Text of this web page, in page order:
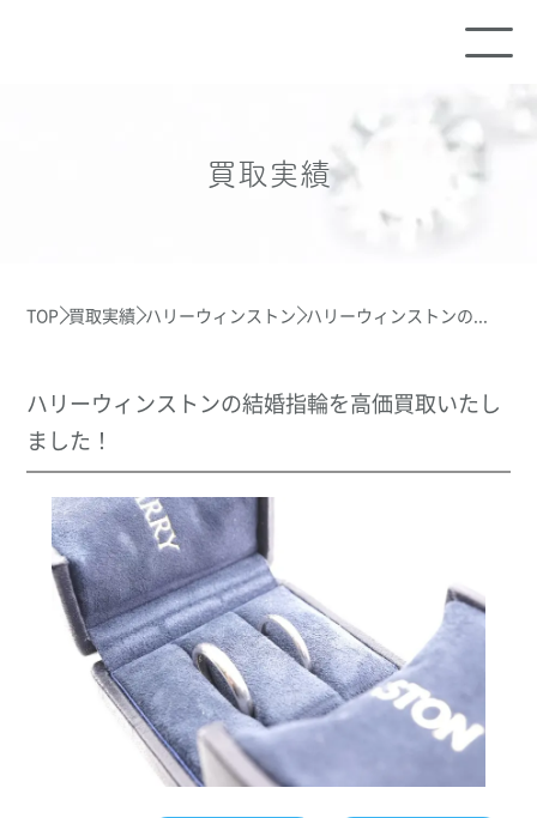
買取実績
TOP 買取実績 ハリーウィンストン ハリーウィンストンの...
ハリーウィンストンの結婚指輪を高価買取いたし
ました！